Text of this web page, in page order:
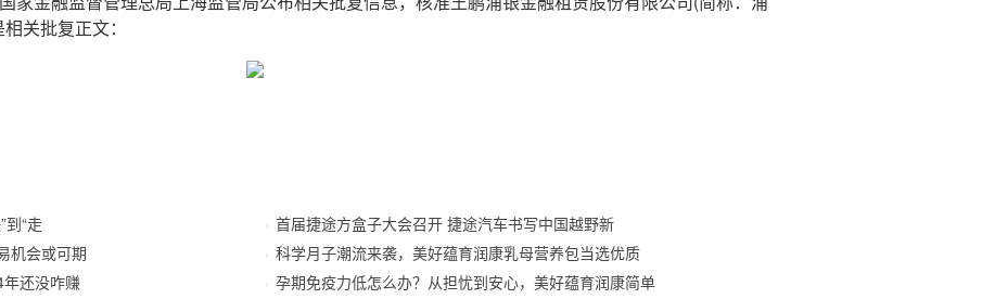
关批复正文：
“走
机会或可期
还没咋赚
首届捷途方盒子大会召开 捷途汽车书写中国越野新
科学月子潮流来袭，美好蕴育润康乳母营养包当选优质
孕期免疫力低怎么办？从担忧到安心，美好蕴育润康简单